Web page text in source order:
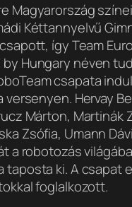
Magyarország
Kéttannyelvű
így Team
Hungary néven
csapata
versenyen. Hervay
Márton, Martinák
Zsófia, Umann
a robotozás
taposta ki. A csapat
foglalkozott.